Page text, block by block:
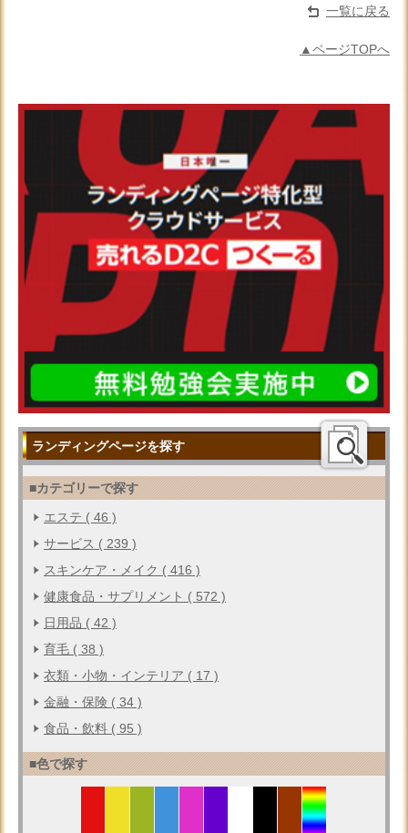
一覧に戻る
▲ページTOPへ
ランディングページを探す
■カテゴリーで探す
エステ ( 46 )
サービス ( 239 )
スキンケア・メイク ( 416 )
健康食品・サプリメント ( 572 )
日用品 ( 42 )
育毛 ( 38 )
衣類・小物・インテリア ( 17 )
金融・保険 ( 34 )
食品・飲料 ( 95 )
■色で探す